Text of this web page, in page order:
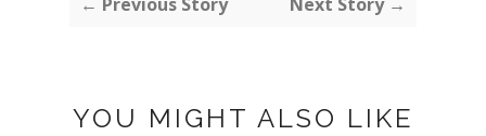
YOU MIGHT ALSO LIKE